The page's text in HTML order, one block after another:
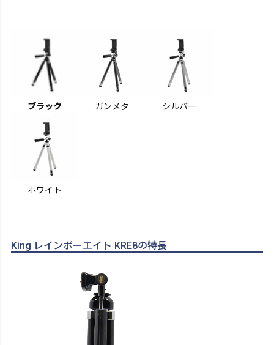
ブラック ガンメタ シルバー
ホワイト
King レインボーエイト KRE8の特長